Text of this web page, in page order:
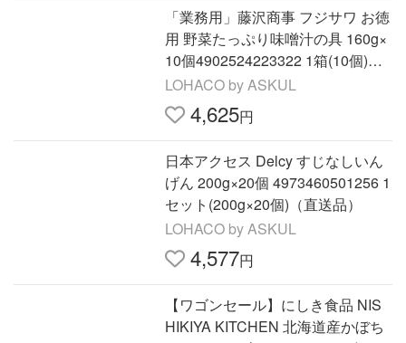
「業務用」藤沢商事 フジサワ お徳
用 野菜たっぷり味噌汁の具 160g×
10個4902524223322 1箱(10個)
（直送品）
LOHACO by ASKUL
4,625円
日本アクセス Delcy すじなしいん
げん 200g×20個 4973460501256 1
セット(200g×20個)（直送品）
LOHACO by ASKUL
4,577円
【ワゴンセール】にしき食品 NIS
HIKIYA KITCHEN 北海道産かぼち